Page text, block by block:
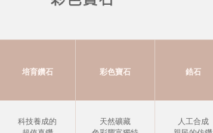
培育鑽石 彩色寶石 鋯石
科技養成的
天然礦藏
人工合成